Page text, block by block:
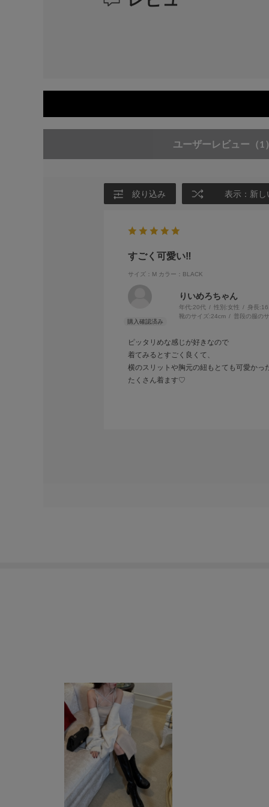
ユーザーレビュー （1
絞り込み 表示：新し
すごく可愛い‼︎
サイズ：M カラー：BLACK
りいめろちゃん
年代:20代 性別:女性 身長:
靴のサイズ:24cm 普段の服の
ピッタリめな感じが好きなので
着てみるとすごく良くて、
横のスリットや胸元の紐もとても可愛かっ
たくさん着ます♡